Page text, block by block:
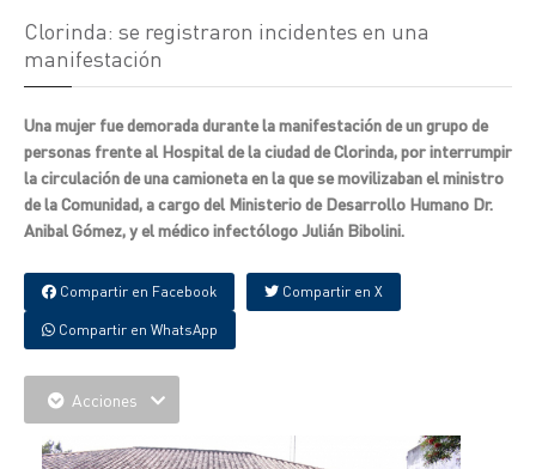
Clorinda: se registraron incidentes en una
manifestación
Una mujer fue demorada durante la manifestación de un grupo de
personas frente al Hospital de la ciudad de Clorinda, por interrumpir
la circulación de una camioneta en la que se movilizaban el ministro
de la Comunidad, a cargo del Ministerio de Desarrollo Humano Dr.
Anibal Gómez, y el médico infectólogo Julián Bibolini.
Compartir en Facebook Compartir en X
Compartir en WhatsApp
Acciones